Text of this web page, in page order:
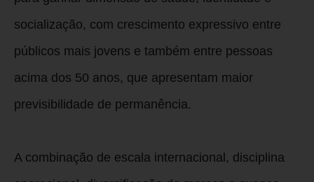
socialização, com crescimento expressivo entre
públicos mais jovens e também entre pessoas
acima dos 50 anos, que apresentam maior
previsibilidade de permanência.
A combinação de escala internacional, disciplina